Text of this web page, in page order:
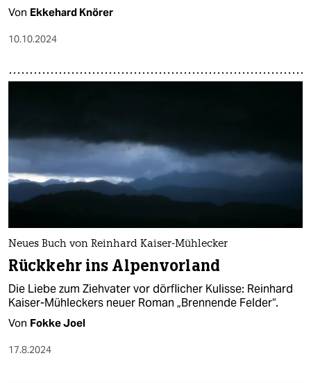
Von Ekkehard Knörer
10.10.2024
Neues Buch von Reinhard Kaiser-Mühlecker
Rückkehr ins Alpenvorland
Die Liebe zum Ziehvater vor dörflicher Kulisse: Reinhard
Kaiser-Mühleckers neuer Roman „Brennende Felder“.
Von Fokke Joel
17.8.2024